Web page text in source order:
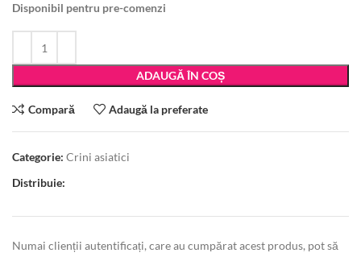
Disponibil pentru pre-comenzi
ADAUGĂ ÎN COȘ
Compară Adaugă la preferate
Categorie: Crini asiatici
Distribuie:
Numai clienții autentificați, care au cumpărat acest produs, pot să